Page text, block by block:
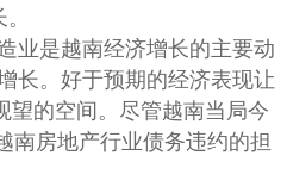
是越南经济增长的主要动
长。好于预期的经济表现让
望的空间。尽管越南当局今
南房地产行业债务违约的担